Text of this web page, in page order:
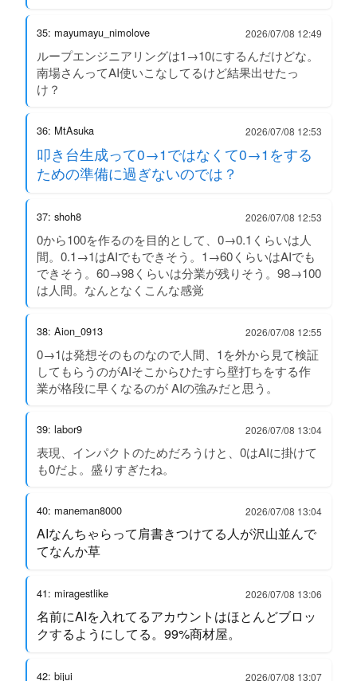
35: mayumayu_nimolove 2026/07/08 12:49
ループエンジニアリングは1→10にするんだけどな。
南場さんってAI使いこなしてるけど結果出せたっ
け？
36: MtAsuka 2026/07/08 12:53
叩き台生成って0→1ではなくて0→1をする
ための準備に過ぎないのでは？
37: shoh8 2026/07/08 12:53
0から100を作るのを目的として、0→0.1くらいは人
間。0.1→1はAIでもできそう。1→60くらいはAIでも
できそう。60→98くらいは分業が残りそう。98→100
は人間。なんとなくこんな感覚
38: Aion_0913 2026/07/08 12:55
0→1は発想そのものなので人間、1を外から見て検証
してもらうのがAIそこからひたすら壁打ちをする作
業が格段に早くなるのが AIの強みだと思う。
39: labor9 2026/07/08 13:04
表現、インパクトのためだろうけと、0はAIに掛けて
も0だよ。盛りすぎたね。
40: maneman8000 2026/07/08 13:04
AIなんちゃらって肩書きつけてる人が沢山並んで
てなんか草
41: miragestlike 2026/07/08 13:06
名前にAIを入れてるアカウントはほとんどブロッ
クするようにしてる。99%商材屋。
42: bijui 2026/07/08 13:07